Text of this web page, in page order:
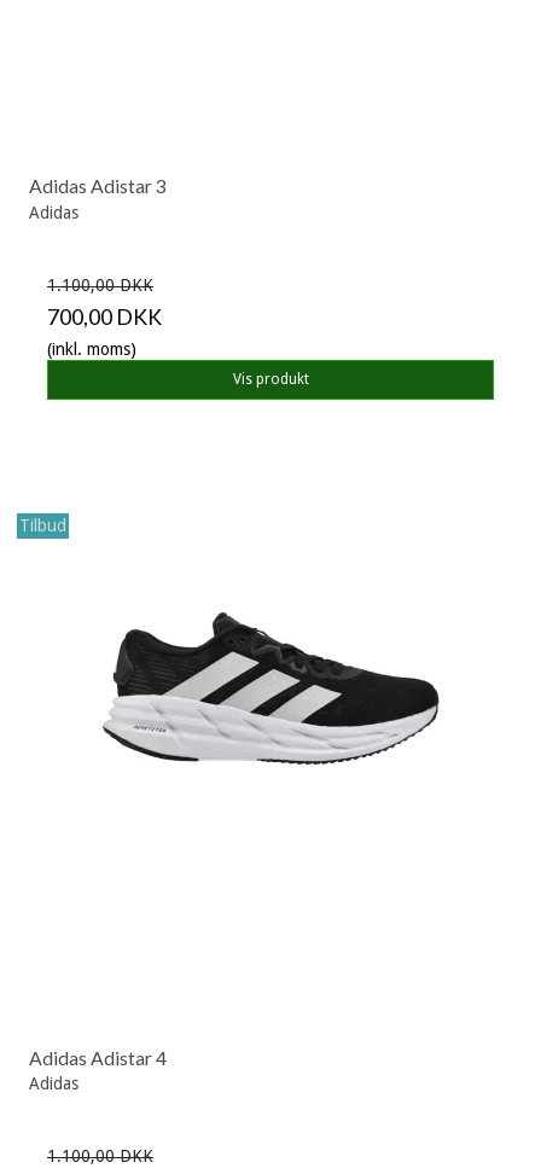
Adidas Adistar 3
Adidas
1.100,00 DKK
700,00 DKK
(inkl. moms)
Vis produkt
Tilbud
Adidas Adistar 4
Adidas
1.100,00 DKK